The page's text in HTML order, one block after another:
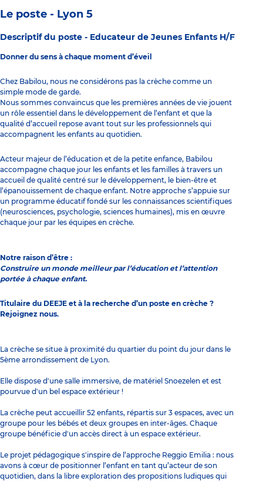
Le poste - Lyon 5
Descriptif du poste - Educateur de Jeunes Enfants H/F
Donner du sens à chaque moment d’éveil
Chez Babilou, nous ne considérons pas la crèche comme un
simple mode de garde.
Nous sommes convaincus que les premières années de vie jouent
un rôle essentiel dans le développement de l’enfant et que la
qualité d’accueil repose avant tout sur les professionnels qui
accompagnent les enfants au quotidien.
Acteur majeur de l’éducation et de la petite enfance, Babilou
accompagne chaque jour les enfants et les familles à travers un
accueil de qualité centré sur le développement, le bien-être et
l’épanouissement de chaque enfant. Notre approche s’appuie sur
un programme éducatif fondé sur les connaissances scientifiques
(neurosciences, psychologie, sciences humaines), mis en œuvre
chaque jour par les équipes en crèche.
Notre raison d’être :
Construire un monde meilleur par l’éducation et l’attention
portée à chaque enfant.
Titulaire du DEEJE et à la recherche d’un poste en crèche ?
Rejoignez nous.
La crèche se situe à proximité du quartier du point du jour dans le
5ème arrondissement de Lyon.
Elle dispose d'une salle immersive, de matériel Snoezelen et est
pourvue d'un bel espace extérieur !
La crèche peut accueillir 52 enfants, répartis sur 3 espaces, avec un
groupe pour les bébés et deux groupes en inter-âges. Chaque
groupe bénéficie d'un accès direct à un espace extérieur.
Le projet pédagogique s'inspire de l’approche Reggio Emilia : nous
avons à cœur de positionner l’enfant en tant qu’acteur de son
quotidien, dans la libre exploration des propositions ludiques qui